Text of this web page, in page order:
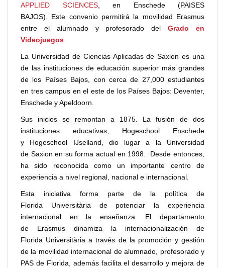
APPLIED SCIENCES, en Enschede (PAISES
BAJOS). Este convenio permitirá la movilidad Erasmus
entre el alumnado y profesorado delGrado en
Videojuegos.
La Universidad de Ciencias Aplicadas de Saxion es una
de las instituciones de educación superior más grandes
de los Países Bajos, con cerca de 27,000 estudiantes
en tres campus en el este de los Países Bajos: Deventer,
Enschede y Apeldoorn.
Sus inicios se remontan a 1875. La fusión de dos
instituciones educativas, Hogeschool Enschede
y Hogeschool IJselland, dio lugar a la Universidad
de Saxion en su forma actual en 1998. Desde entonces,
ha sido reconocida como un importante centro de
experiencia a nivel regional, nacional e internacional.
Esta iniciativa forma parte de la política de
Florida Universitària de potenciar la experiencia
internacional en la enseñanza. El departamento
de Erasmus dinamiza la internacionalización de
Florida Universitària a través de la promoción y gestión
de la movilidad internacional de alumnado, profesorado y
PAS de Florida, además facilita el desarrollo y mejora de